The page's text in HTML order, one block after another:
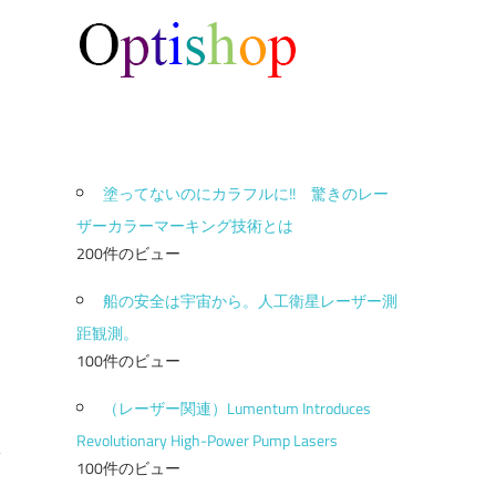
塗ってないのにカラフルに!! 驚きのレー
ザーカラーマーキング技術とは
200件のビュー
船の安全は宇宙から。人工衛星レーザー測
距観測。
100件のビュー
（レーザー関連）Lumentum Introduces
Revolutionary High-Power Pump Lasers
100件のビュー